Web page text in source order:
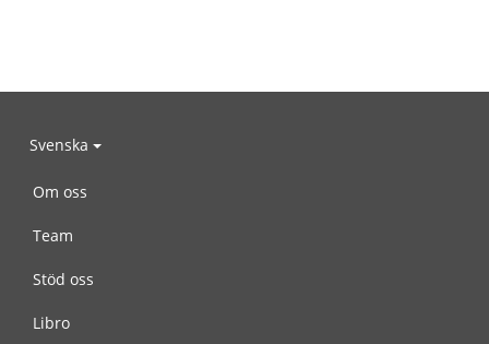
Svenska
Om oss
Team
Stöd oss
Libro